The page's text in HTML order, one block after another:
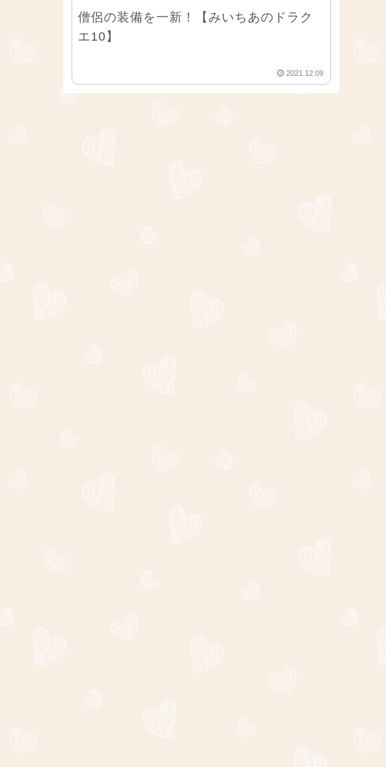
僧侶の装備を一新！【みいちあのドラク
エ10】
2021.12.09